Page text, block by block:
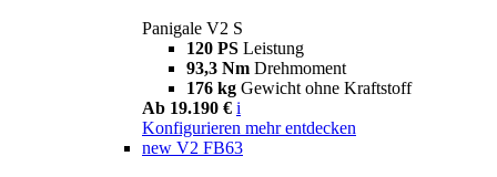
Panigale V2 S
120 PS Leistung
93,3 Nm Drehmoment
176 kg Gewicht ohne Kraftstoff
Ab 19.190 € i
Konfigurieren mehr entdecken
new V2 FB63